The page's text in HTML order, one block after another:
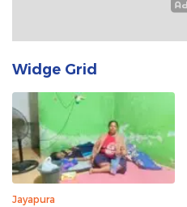
Widge Grid
Jayapura